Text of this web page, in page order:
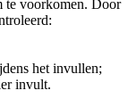
te voorkomen. Door
het invullen;
invult.